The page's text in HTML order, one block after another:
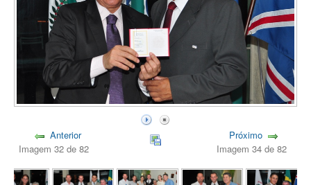
Anterior
Imagem 32 de 82
Próximo
Imagem 34 de 82